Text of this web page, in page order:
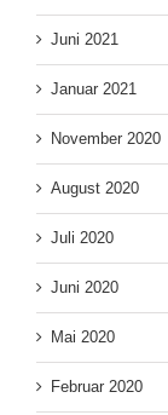
Juni 2021
Januar 2021
November 2020
August 2020
Juli 2020
Juni 2020
Mai 2020
Februar 2020